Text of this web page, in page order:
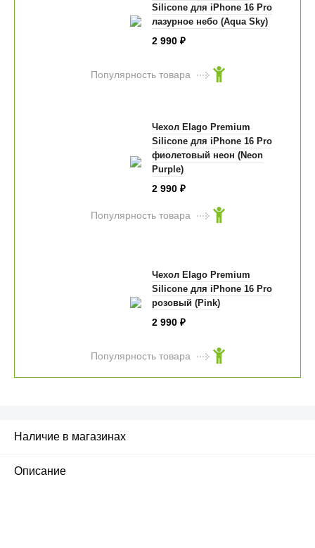
Silicone для iPhone 16 Pro
лазурное небо (Aqua Sky)
2 990 ₽
Популярность товара
Чехол Elago Premium
Silicone для iPhone 16 Pro
фиолетовый неон (Neon
Purple)
2 990 ₽
Популярность товара
Чехол Elago Premium
Silicone для iPhone 16 Pro
розовый (Pink)
2 990 ₽
Популярность товара
Наличие в магазинах
Описание